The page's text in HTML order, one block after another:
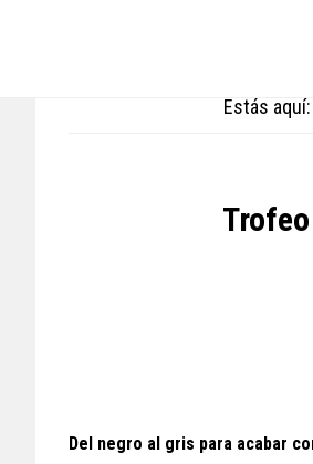
Estás aquí:
Del negro al gris para acabar